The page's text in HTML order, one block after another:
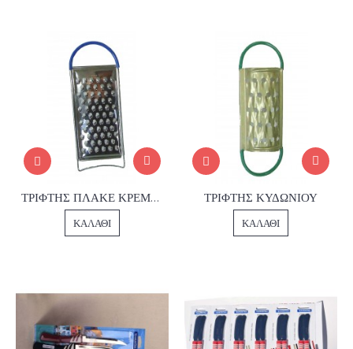
ΤΡΙΦΤΗΣ ΠΛΑΚΕ ΚΡΕΜΜΥΔΙΟΥ
ΚΑΛΆΘΙ
ΤΡΙΦΤΗΣ ΚΥΔΩΝΙΟΥ
ΚΑΛΆΘΙ